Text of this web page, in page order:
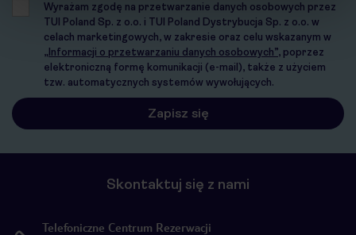
Wyrażam zgodę na przetwarzanie danych osobowych przez
TUI Poland Sp. z o.o. i TUI Poland Dystrybucja Sp. z o.o. w
celach marketingowych, w zakresie oraz celu wskazanym w
„Informacji o przetwarzaniu danych osobowych”, poprzez
elektroniczną formę komunikacji (e-mail), także z użyciem
tzw. automatycznych systemów wywołujących.
Skontaktuj się z nami
Telefoniczne Centrum Rezerwacji